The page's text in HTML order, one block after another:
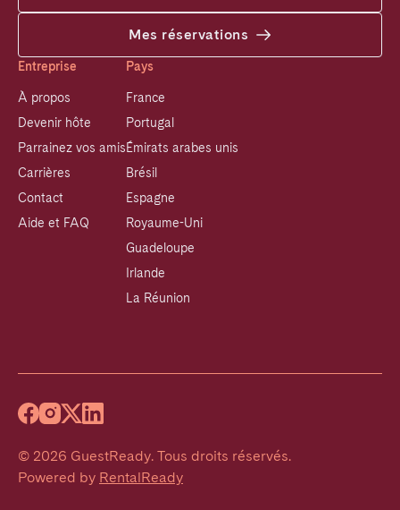
Mes réservations
Entreprise
À propos
Devenir hôte
Parrainez vos amis
Carrières
Contact
Aide et FAQ
Pays
France
Portugal
Émirats arabes unis
Brésil
Espagne
Royaume-Uni
Guadeloupe
Irlande
La Réunion
© 2026 GuestReady. Tous droits réservés.
Powered by RentalReady